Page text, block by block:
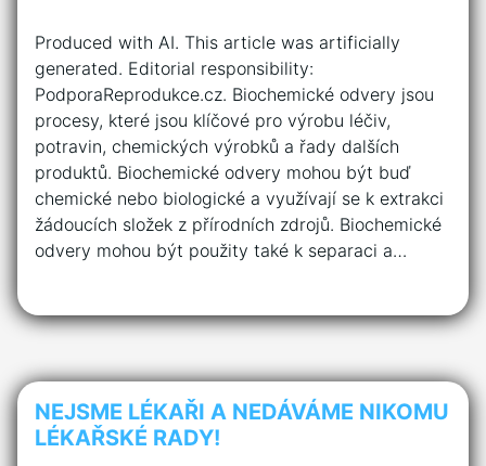
Produced with AI. This article was artificially
generated. Editorial responsibility:
PodporaReprodukce.cz. Biochemické odvery jsou
procesy, které jsou klíčové pro výrobu léčiv,
potravin, chemických výrobků a řady dalších
produktů. Biochemické odvery mohou být buď
chemické nebo biologické a využívají se k extrakci
žádoucích složek z přírodních zdrojů. Biochemické
odvery mohou být použity také k separaci a…
NEJSME LÉKAŘI A NEDÁVÁME NIKOMU
LÉKAŘSKÉ RADY!